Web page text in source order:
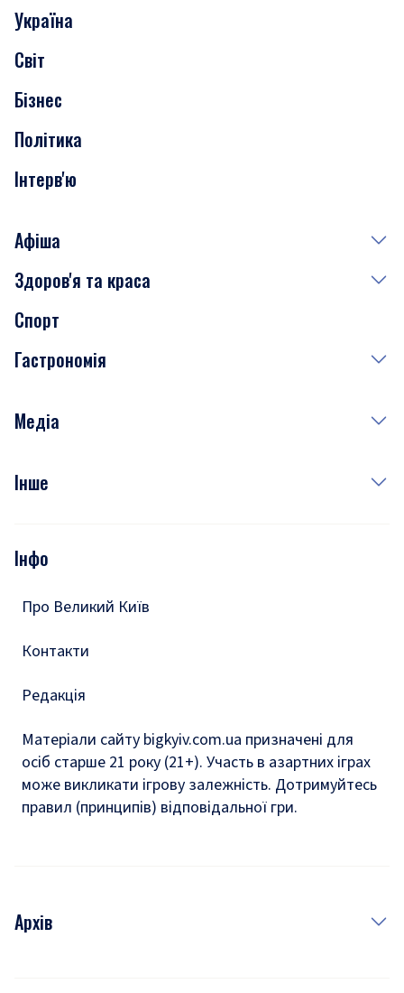
Скандали
Нерухомість
Транспорт
Україна
Світ
Бізнес
Політика
Інтерв'ю
Афіша
Сьогодні
Завтра
Субота
Здоров'я та краса
Медицина
Краса
Спорт
Гастрономія
Рецепти
Медіа
Фото
Подкасти
Інше
Тести
Інфо
Про Великий Київ
Контакти
Редакція
Матеріали сайту bigkyiv.com.ua призначені для
осіб старше 21 року (21+). Участь в азартних іграх
може викликати ігрову залежність. Дотримуйтесь
правил (принципів) відповідальної гри.
Архів